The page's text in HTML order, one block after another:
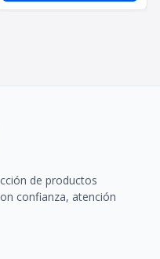
de productos
confianza, atención